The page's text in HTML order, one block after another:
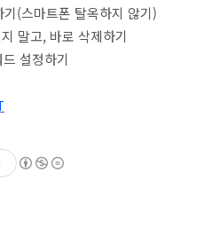
(스마트폰 탈옥하지 않기)
말고, 바로 삭제하기
설정하기